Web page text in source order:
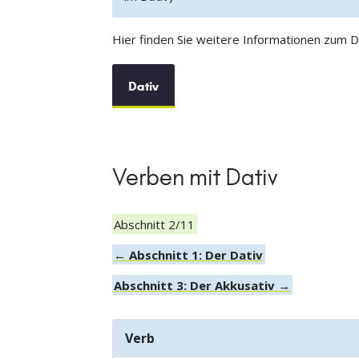
Hier finden Sie weitere Informationen zum
Dativ
Verben mit Dativ
Abschnitt 2/11
← Abschnitt 1: Der Dativ
Abschnitt 3: Der Akkusativ →
Verb